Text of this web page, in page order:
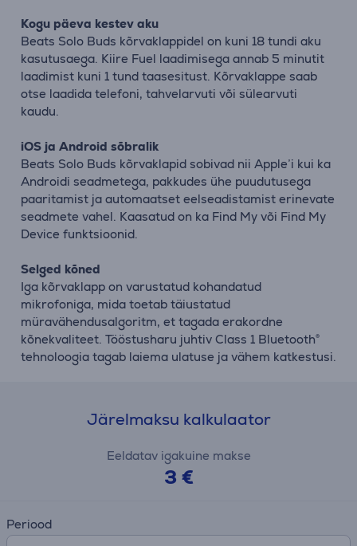
Kogu päeva kestev aku
Beats Solo Buds kõrvaklappidel on kuni 18 tundi aku
kasutusaega. Kiire Fuel laadimisega annab 5 minutit
laadimist kuni 1 tund taasesitust. Kõrvaklappe saab
otse laadida telefoni, tahvelarvuti või sülearvuti
kaudu.
iOS ja Android sõbralik
Beats Solo Buds kõrvaklapid sobivad nii Apple’i kui ka
Androidi seadmetega, pakkudes ühe puudutusega
paaritamist ja automaatset eelseadistamist erinevate
seadmete vahel. Kaasatud on ka Find My või Find My
Device funktsioonid.
Selged kõned
Iga kõrvaklapp on varustatud kohandatud
mikrofoniga, mida toetab täiustatud
müravähendusalgoritm, et tagada erakordne
kõnekvaliteet. Tööstusharu juhtiv Class 1 Bluetooth®
tehnoloogia tagab laiema ulatuse ja vähem katkestusi.
Järelmaksu kalkulaator
Eeldatav igakuine makse
3 €
Periood